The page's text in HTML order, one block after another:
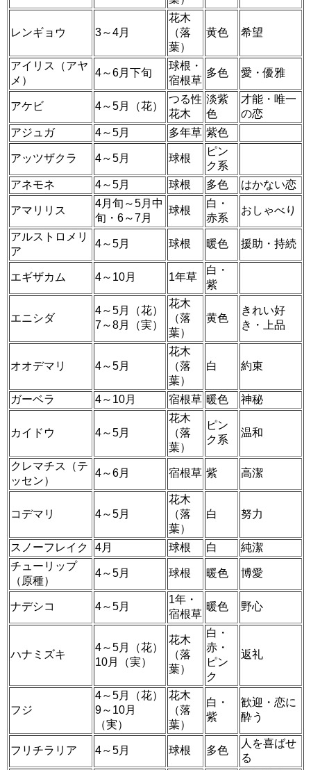
レンギョウ 3～4月
花木
（落
葉）
黄色 希望
アイリス（アヤ
メ）
4～6月下旬
球根・
宿根草
多色 愛・優雅
アケビ 4～5月（花）
つる性
花木
淡紫
色
才能・唯一
の恋
アジュガ
4～5月 多年草 紫色
アッツザクラ 4～5月 球根
ピン
ク系
アネモネ
4～5月 球根 多色 はかない恋
アマリリス
4月旬～5月中
旬・6～7月
球根
白・
赤系
おしゃべり
アルストロメリ
ア
4～5月 球根 暖色 援助・持続
エギザカム 4～10月 1年草
白・
紫
エニシダ
4～5月（花）
7～8月（実）
花木
（落
葉）
黄色
きれい好
き・上品
オオデマリ 4～5月
花木
（落
葉）
白 約束
ガーベラ 4～10月 宿根草 暖色 神秘
カイドウ 4～5月
花木
（落
葉）
ピン
ク系
温和
クレマチス（テ
ッセン）
4～6月 宿根草 紫 高潔
コデマリ 4～5月
花木
（落
葉）
白 努力
スノーフレイク 4月 球根 白
純潔
チューリップ
（原種）
4～5月 球根 暖色 博愛
ナデシコ 4～5月
1年・
宿根草
暖色 野心
ハナミズキ
4～5月（花）
10月（実）
花木
（落
葉）
白・
赤・
ピン
ク
返礼
フジ
4～5月（花）
9～10月
（実）
花木
（落
葉）
白・
紫
歓迎・恋に
酔う
フリチラリア 4～5月 球根 多色
人を喜ばせ
る